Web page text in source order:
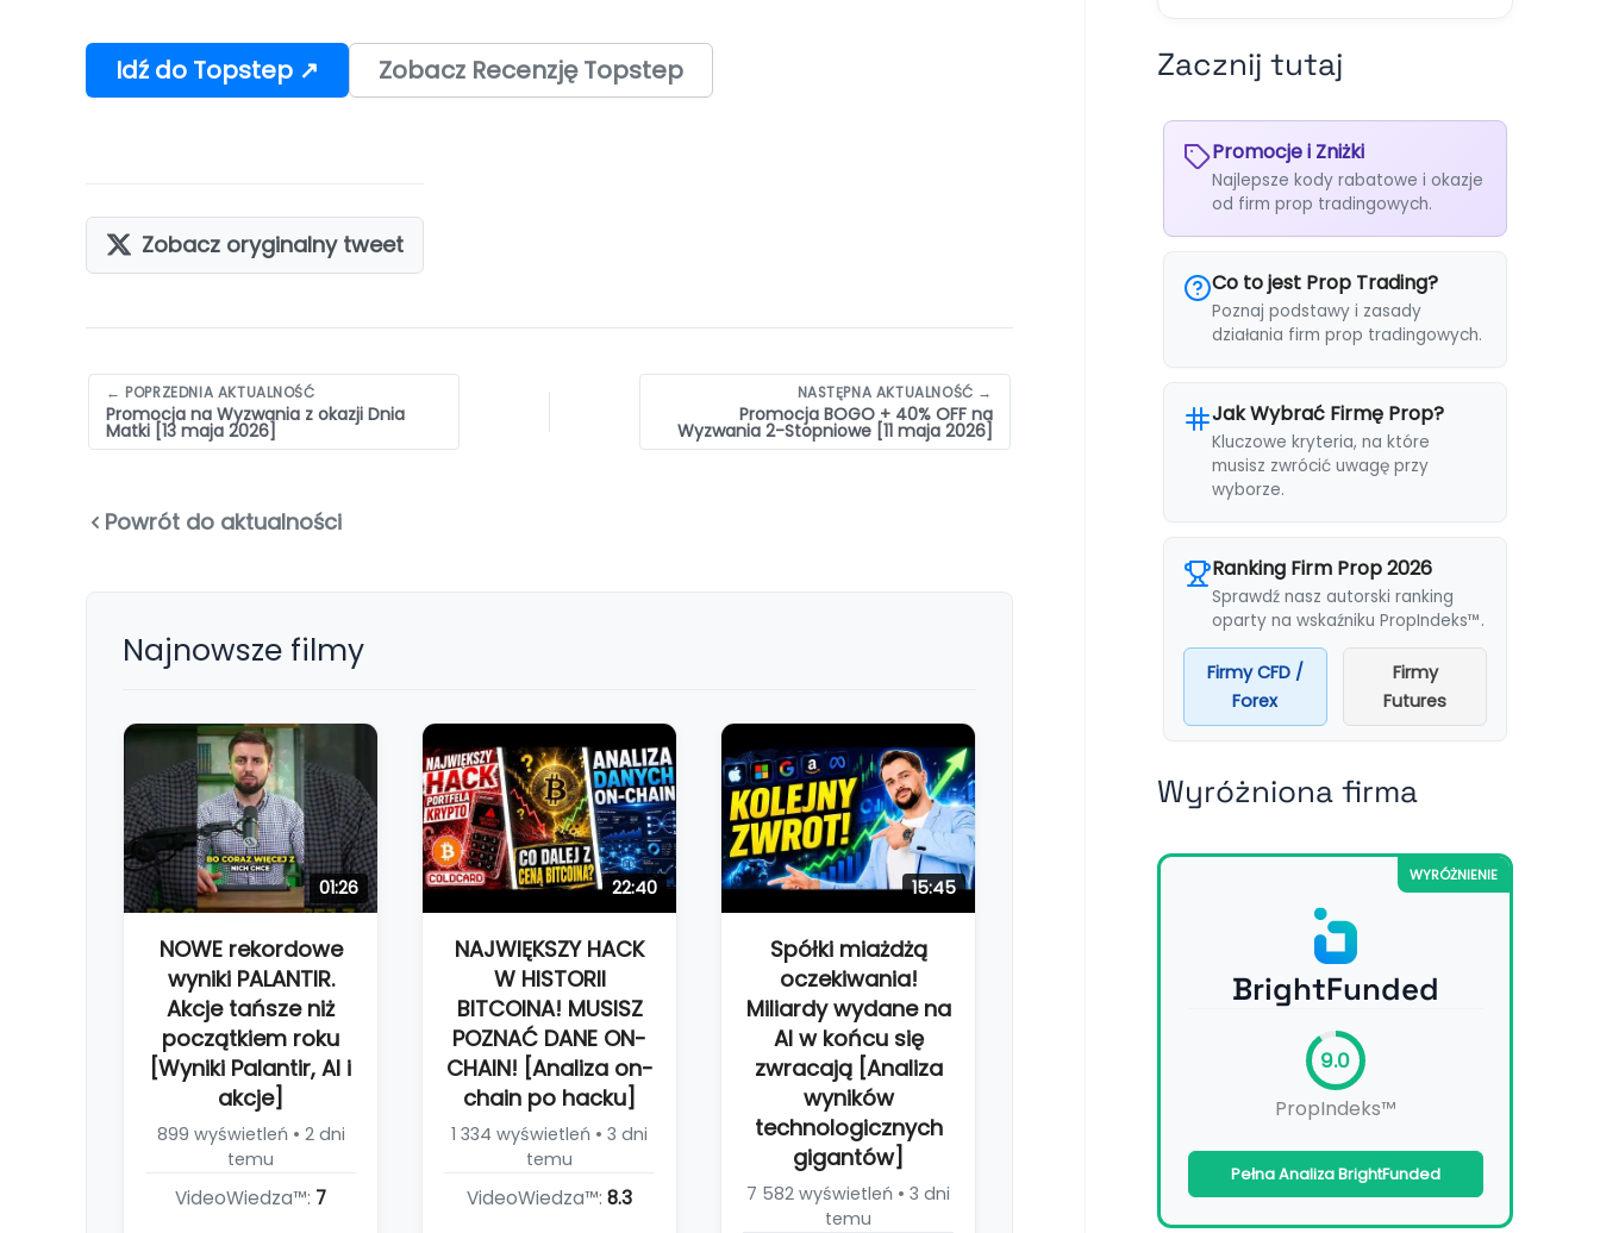
Idź do Topstep ↗ Zobacz Recenzję Topstep
Zobacz oryginalny tweet
Nawigacja
wpisów
← POPRZEDNIA AKTUALNOŚĆ
Promocja na Wyzwania z okazji Dnia
Matki [13 maja 2026]
NASTĘPNA AKTUALNOŚĆ →
Promocja BOGO + 40% OFF na
Wyzwania 2-Stopniowe [11 maja 2026]
Powrót do aktualności
Najnowsze filmy
01:26
NOWE rekordowe
wyniki PALANTIR.
Akcje tańsze niż
początkiem roku
[Wyniki Palantir, AI i
akcje]
899 wyświetleń • 2 dni
temu
VideoWiedza™: 7
22:40
NAJWIĘKSZY HACK
W HISTORII
BITCOINA! MUSISZ
POZNAĆ DANE ON-
CHAIN! [Analiza on-
chain po hacku]
1 334 wyświetleń • 3 dni
temu
VideoWiedza™: 8.3
15:45
Spółki miażdżą
oczekiwania!
Miliardy wydane na
AI w końcu się
zwracają [Analiza
wyników
technologicznych
gigantów]
7 582 wyświetleń • 3 dni
temu
Zacznij tutaj
Promocje i Zniżki
Najlepsze kody rabatowe i okazje
od firm prop tradingowych.
Co to jest Prop Trading?
Poznaj podstawy i zasady
działania firm prop tradingowych.
Jak Wybrać Firmę Prop?
Kluczowe kryteria, na które
musisz zwrócić uwagę przy
wyborze.
Ranking Firm Prop 2026
Sprawdź nasz autorski ranking
oparty na wskaźniku PropIndeks™.
Firmy CFD /
Forex
Firmy
Futures
Wyróżniona firma
WYRÓŻNIENIE
BrightFunded
9.0
PropIndeks™
Pełna Analiza BrightFunded